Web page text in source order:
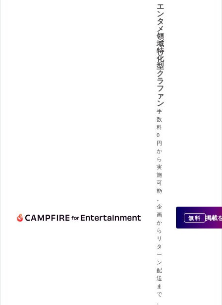
エ
ン
タ
メ
領
域
特
化
型
ク
ラ
フ
ァ
ン
手
数
料
0
円
か
ら
実
施
可
能
企
画
か
ら
リ
タ
ー
ン
配
送
ま
で
無料 掲載